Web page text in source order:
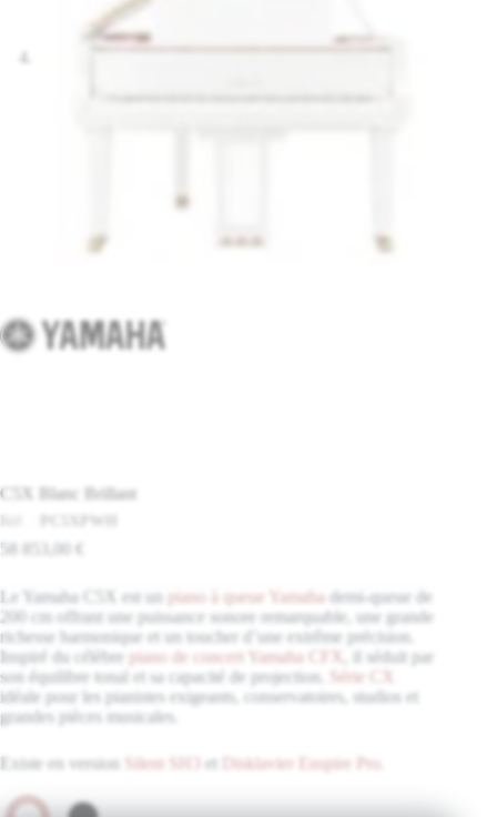
C5X Blanc Brillant
58 853,00 €
Le Yamaha C5X est un piano à queue Yamaha demi-queue de
200 cm offrant une puissance sonore remarquable, une grande
richesse harmonique et un toucher d’une extrême précision.
Inspiré du célèbre piano de concert Yamaha CFX
, il séduit par
son équilibre tonal et sa capacité de projection.
Série CX
idéale pour les pianistes exigeants, conservatoires, studios et
grandes pièces musicales.
Existe en version Silent SH3 et Disklavier Enspire Pro.